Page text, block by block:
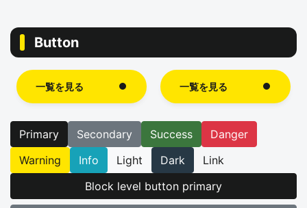
Button
一覧を見る 一覧を見る
Primary Secondary Success
Danger
Warning
Info Light Dark
Link
Block level button primary